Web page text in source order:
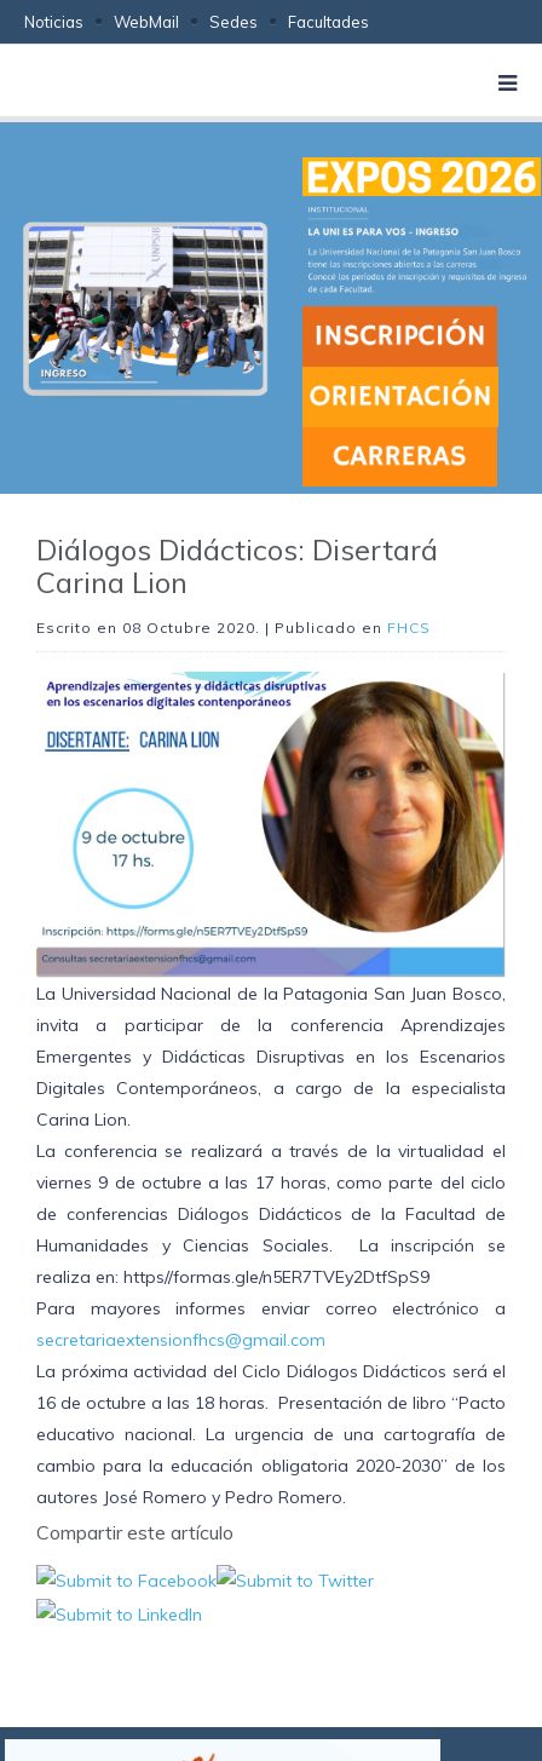
Noticias WebMail Sedes Facultades
Diálogos Didácticos: Disertará
Carina Lion
Escrito en 08 Octubre 2020. | Publicado en FHCS
La Universidad Nacional de la Patagonia San Juan Bosco,
invita a participar de la conferencia Aprendizajes
Emergentes y Didácticas Disruptivas en los Escenarios
Digitales Contemporáneos, a cargo de la especialista
Carina Lion.
La conferencia se realizará a través de la virtualidad el
viernes 9 de octubre a las 17 horas, como parte del ciclo
de conferencias Diálogos Didácticos de la Facultad de
Humanidades y Ciencias Sociales. La inscripción se
realiza en: https//formas.gle/n5ER7TVEy2DtfSpS9
Para mayores informes enviar correo electrónico a
secretariaextensionfhcs@gmail.com
La próxima actividad del Ciclo Diálogos Didácticos será el
16 de octubre a las 18 horas. Presentación de libro “Pacto
educativo nacional. La urgencia de una cartografía de
cambio para la educación obligatoria 2020-2030” de los
autores José Romero y Pedro Romero.
Compartir este artículo